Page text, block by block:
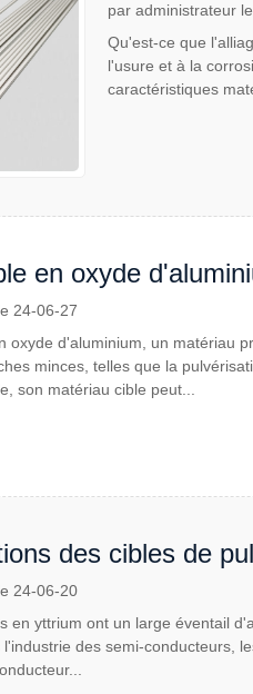
par administrateur
Qu'est-ce que
l'usure et à la
caractéristiques
en oxyde
24-06-27
oxyde d'aluminium, un matériau
minces, telles que la
son matériau cible peut...
des cibles de
24-06-20
en yttrium ont un large éventail
des semi-conducteurs,